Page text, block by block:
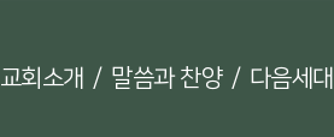
교회소개 / 말씀과 찬양 / 다음세대